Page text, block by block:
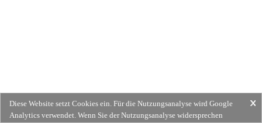
Diese Website setzt Cookies ein. Für die Nutzungsanalyse wird Google
Analytics verwendet. Wenn Sie der Nutzungsanalyse widersprechen